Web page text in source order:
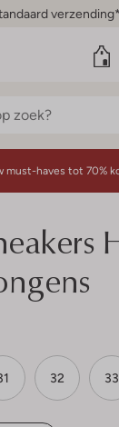
verzending*
must-haves tot 70%
32 33